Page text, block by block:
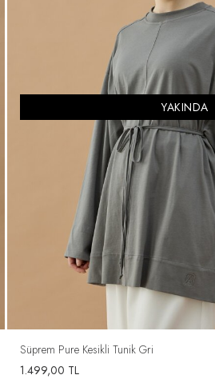
YAKINDA
Süprem Pure Kesikli Tunik Gri
1.499,00 TL